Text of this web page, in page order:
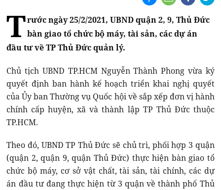
Trước ngày 25/2/2021, UBND quận 2, 9, Thủ Đức
bàn giao tổ chức bộ máy, tài sản, các dự án
đầu tư về TP Thủ Đức quản lý.
Chủ tịch UBND TP.HCM Nguyễn Thành Phong vừa ký
quyết định ban hành kế hoạch triển khai nghị quyết
của Ủy ban Thường vụ Quốc hội về sắp xếp đơn vị hành
chính cấp huyện, xã và thành lập TP Thủ Đức thuộc
TP.HCM.
Theo đó, UBND TP Thủ Đức sẽ chủ trì, phối hợp 3 quận
(quận 2, quận 9, quận Thủ Đức) thực hiện bàn giao tổ
chức bộ máy, cơ sở vật chất, tài sản, tài chính, các dự
án đầu tư đang thực hiện từ 3 quận về thành phố Thủ